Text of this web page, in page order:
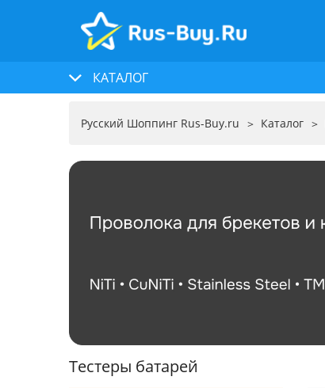
КАТАЛОГ
Русский Шоппинг Rus-Buy.ru Каталог
Тестеры батарей